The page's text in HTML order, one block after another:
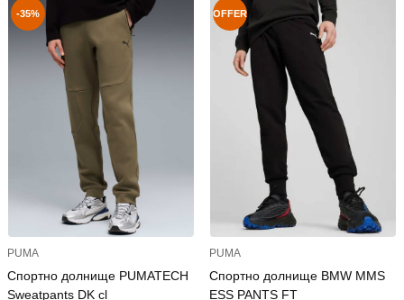
-35%
PUMA
Спортно долнище PUMATECH
Sweatpants DK cl
OFFER
PUMA
Спортно долнище BMW MMS
ESS PANTS FT